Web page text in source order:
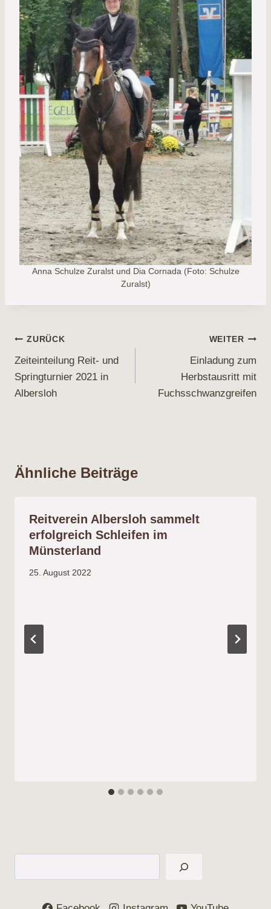
Anna Schulze Zuralst und Dia Cornada (Foto: Schulze
Zuralst)
Beitragsnavigation
ZURÜCK
Zeiteinteilung Reit- und
Springturnier 2021 in
Albersloh
WEITER
Einladung zum
Herbstausritt mit
Fuchsschwanzgreifen
Ähnliche Beiträge
Reitverein Albersloh sammelt
erfolgreich Schleifen im
Münsterland
25. August 2022